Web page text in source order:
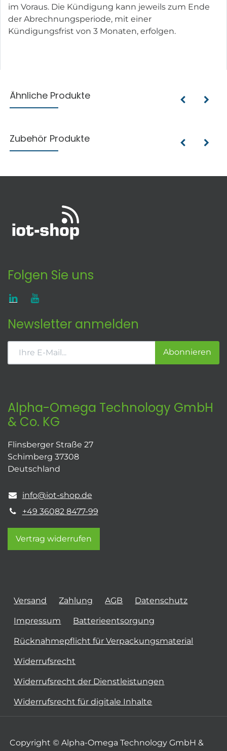
im Voraus. Die Kündigung kann jeweils zum Ende
der Abrechnungsperiode, mit einer
Kündigungsfrist von 3 Monaten, erfolgen.
Ähnliche Produkte
Zubehör Produkte
Folgen Sie uns
Newsletter anmelden
Abonnieren
Alpha-Omega Technology GmbH
& Co. KG
Flinsberger Straße 27
Schimberg 37308
Deutschland
info@iot-shop.de
+49 36082 8477-99
Vertrag widerrufen
Versand Zahlung AGB Datenschutz
Impressum Batterieentsorgung
Rücknahmepflicht für Verpackungsmaterial
Widerrufsrecht
Widerrufsrecht der Dienstleistungen
Widerrufsrecht für digitale Inhalte
Copyright © Alpha-Omega Technology GmbH &